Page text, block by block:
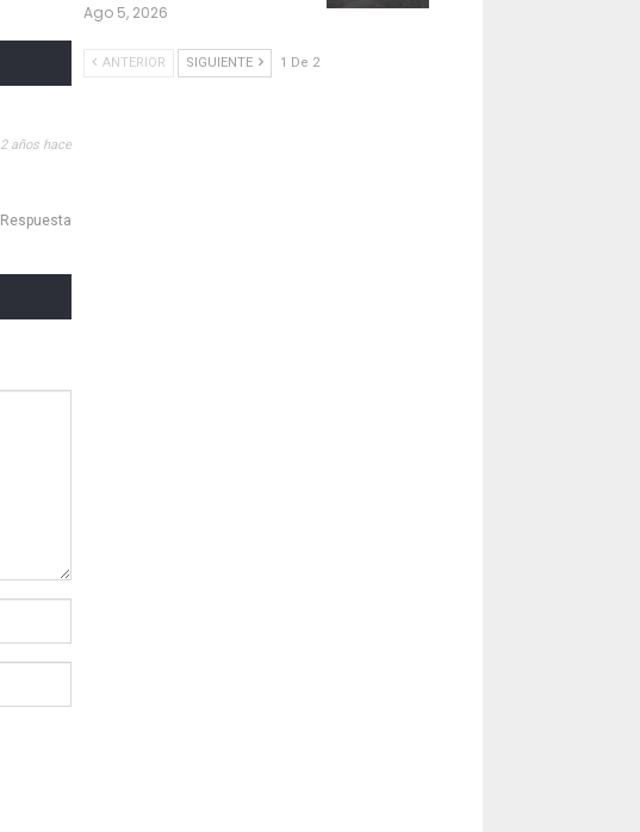
2 años hace
Respuesta
Ago 5, 2026
ANTERIOR SIGUIENTE 1 De 2